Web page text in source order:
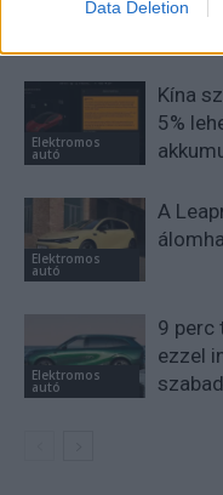
Data Deletion
Elektromos
autó
Kína
5%
Elektromos
autó
A
Elektromos
autó
9 perc
ezzel